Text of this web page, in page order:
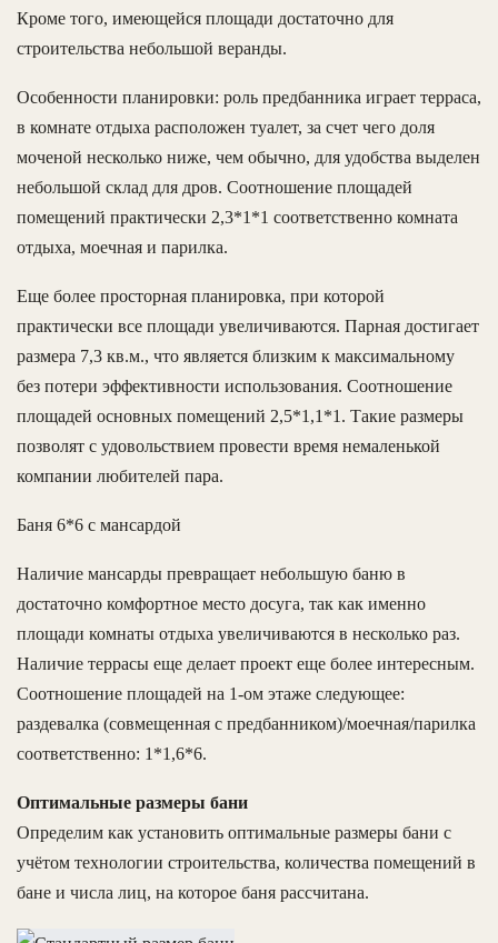
Кроме того, имеющейся площади достаточно для
строительства небольшой веранды.
Особенности планировки: роль предбанника играет терраса,
в комнате отдыха расположен туалет, за счет чего доля
моченой несколько ниже, чем обычно, для удобства выделен
небольшой склад для дров. Соотношение площадей
помещений практически 2,3*1*1 соответственно комната
отдыха, моечная и парилка.
Еще более просторная планировка, при которой
практически все площади увеличиваются. Парная достигает
размера 7,3 кв.м., что является близким к максимальному
без потери эффективности использования. Соотношение
площадей основных помещений 2,5*1,1*1. Такие размеры
позволят с удовольствием провести время немаленькой
компании любителей пара.
Баня 6*6 с мансардой
Наличие мансарды превращает небольшую баню в
достаточно комфортное место досуга, так как именно
площади комнаты отдыха увеличиваются в несколько раз.
Наличие террасы еще делает проект еще более интересным.
Соотношение площадей на 1-ом этаже следующее:
раздевалка (совмещенная с предбанником)/моечная/парилка
соответственно: 1*1,6*6.
Оптимальные размеры бани
Определим как установить оптимальные размеры бани с
учётом технологии строительства, количества помещений в
бане и числа лиц, на которое баня рассчитана.